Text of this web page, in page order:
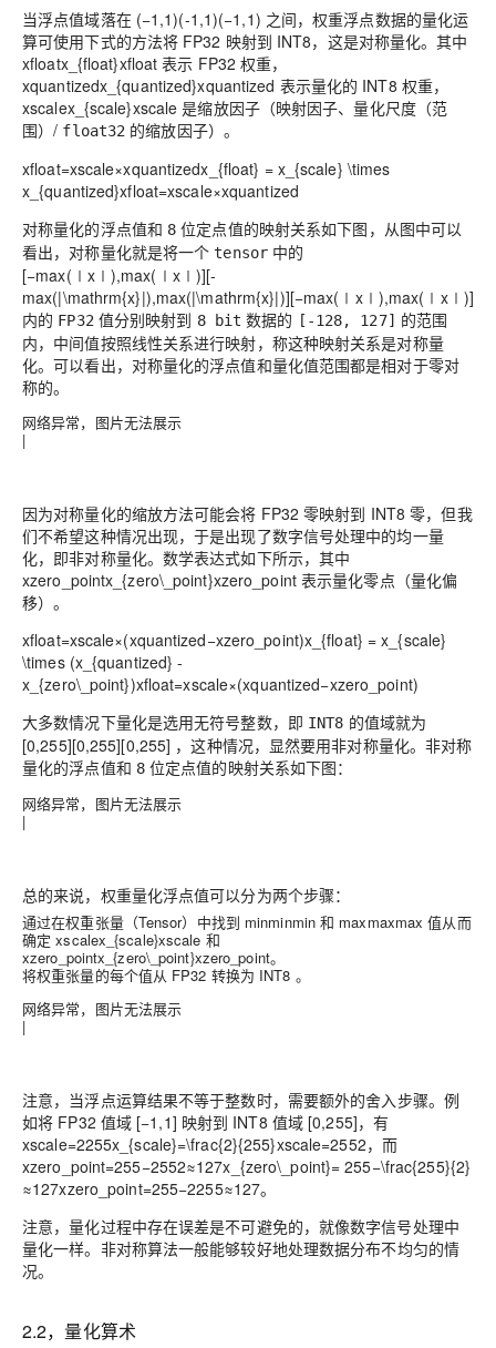
当浮点值域落在 (−1,1)(-1,1)(−1 ,1) 之间，权重浮点数据的量化运
算可使用下式的方法将 FP32 映射到 INT8，这是对称量化。其中
xfloatx_{float}xfloat 表示 FP32 权重，
xquantizedx_{quantized}xquantized 表示量化的 INT8 权重，
xscalex_{scale}xscale 是缩放因子（映射因子、量化尺度（范
围）/ float32 的缩放因子）。
xfloat=xscale×xquantizedx_{float} = x_{scale} \times
x_{quantized}xfloat=xscale×xquantized
对称量化的浮点值和 8 位定点值的映射关系如下图，从图中可以
看出，对称量化就是将一个tensor中的
[−max(∣x∣),max(∣x∣)][-
max(|\mathrm{x}|),max(|\mathrm{x}|)][−max( ∣ x∣ ),max( ∣ x∣ )]
内的 FP32值分别映射到 8 bit 数据的 [-128, 127] 的范围
内，中间值按照线性关系进行映射，称这种映射关系是对称量
化。可以看出，对称量化的浮点值和量化值范围都是相对于零对
称的。
网络异常，图片无法展示
|
因为对称量化的缩放方法可能会将 FP32 零映射到 INT8 零，但我
们不希望这种情况出现，于是出现了数字信号处理中的均一量
化，即非对称量化。数学表达式如下所示，其中
xzero_pointx_{zero\_point}xzero _point表示量化零点（量化偏
移）。
xfloat=xscale×(xquantized−xzero_point)x_{float} = x_{scale}
\times (x_{quantized} -
x_{zero\_point})xfloat=xscale×(xquantized−xzero _point)
大多数情况下量化是选用无符号整数，即 INT8 的值域就为
[0,255][0,255][0,255] ，这种情况，显然要用非对称量化。非对称
量化的浮点值和 8位定点值的映射关系如下图：
网络异常，图片无法展示
|
总的来说， 权重量化浮点值可以分为两个步骤：
通过在权重张量（Tensor）中找到 minminmin和 maxmaxmax 值从而
确定xscalex_{scale}xscale 和
xzero_pointx_{zero\_point}xzero _point。
将权重张量的每个值从 FP32 转换为 INT8 。
网络异常，图片无法展示
|
注意，当浮点运算结果不等于整数时，需要额外的舍入步骤。例
如将 FP32 值域 [−1,1] 映射到 INT8 值域 [0,255]，有
xscale=2255x_{scale}=\frac{2}{255}xscale=2552，而
xzero_point=255−2552≈127x_{zero\_point}= 255−\frac{255}{2}
≈127xzero _point=255−2255≈127。
注意，量化过程中存在误差是不可避免的，就像数字信号处理中
量化一样。 非对称算法一般能够较好地处理数据分布不均匀的情
况。
2.2，量化算术